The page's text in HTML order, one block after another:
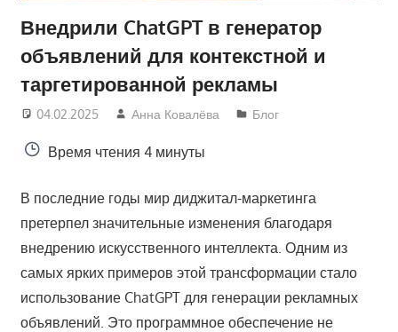
Внедрили ChatGPT в генератор
объявлений для контекстной и
таргетированной рекламы
04.02.2025 Анна Ковалёва Блог
Время чтения 4 минуты
В последние годы мир диджитал-маркетинга
претерпел значительные изменения благодаря
внедрению искусственного интеллекта. Одним из
самых ярких примеров этой трансформации стало
использование ChatGPT для генерации рекламных
объявлений. Это программное обеспечение не